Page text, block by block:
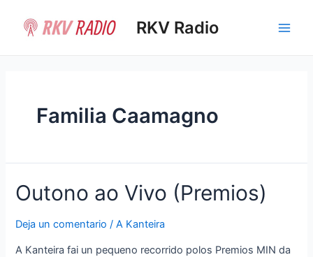
contenido
RKV Radio
Familia Caamagno
Outono ao Vivo (Premios)
Deja un comentario /A Kanteira
A Kanteira fai un pequeno recorrido polos Premios MIN da